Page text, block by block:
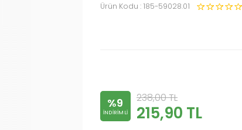
Ürün Kodu : 185-59028.01
%9
INDIRIMLI
238,00TL
215,90 TL